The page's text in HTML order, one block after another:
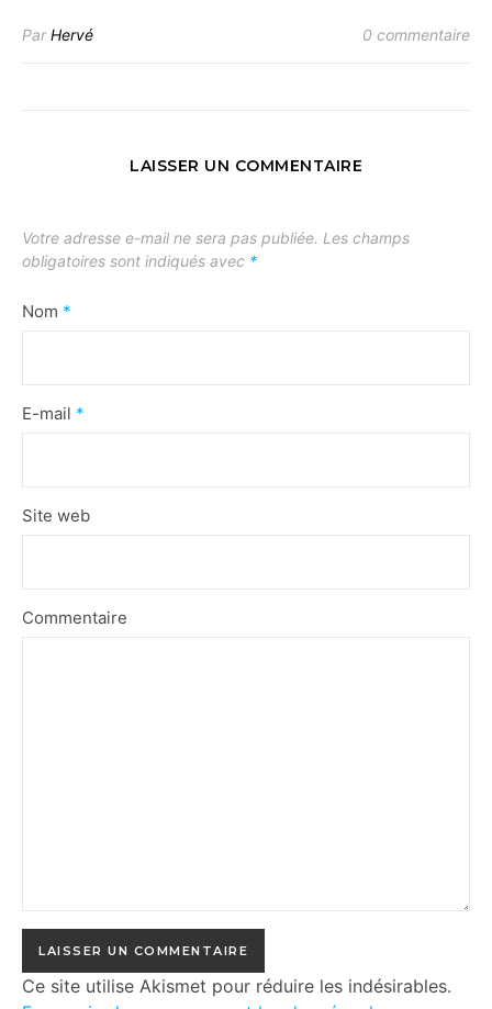
ParHervé 0 commentaire
LAISSER UN COMMENTAIRE
Votre adresse e-mail ne sera pas publiée. Les champs
obligatoires sont indiqués avec *
Nom *
E-mail *
Site web
Commentaire
Ce site utilise Akismet pour réduire les indésirables.